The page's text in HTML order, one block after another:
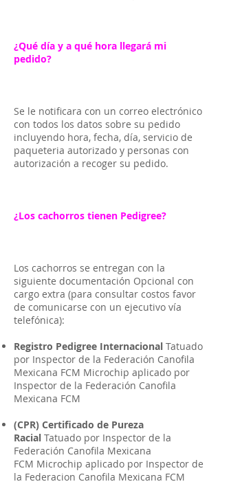
¿Qué día y a qué hora llegará mi
pedido?
Se le notificara con un correo electrónico
con todos los datos sobre su pedido
incluyendo hora, fecha, día, servicio de
paqueteria autorizado y personas con
autorización a recoger su pedido.
¿Los cachorros tienen Pedigree?
Los cachorros se entregan con la
siguiente documentación Opcional con
cargo extra (para consultar costos favor
de comunicarse con un ejecutivo vía
telefónica):
Registro Pedigree Internacional Tatuado
por Inspector de la Federación Canofila
Mexicana FCM Microchip aplicado por
Inspector de la Federación Canofila
Mexicana FCM
(CPR) Certificado de Pureza
Racial Tatuado por Inspector de la
Federación Canofila Mexicana
FCM Microchip aplicado por Inspector de
la Federacion Canofila Mexicana FCM